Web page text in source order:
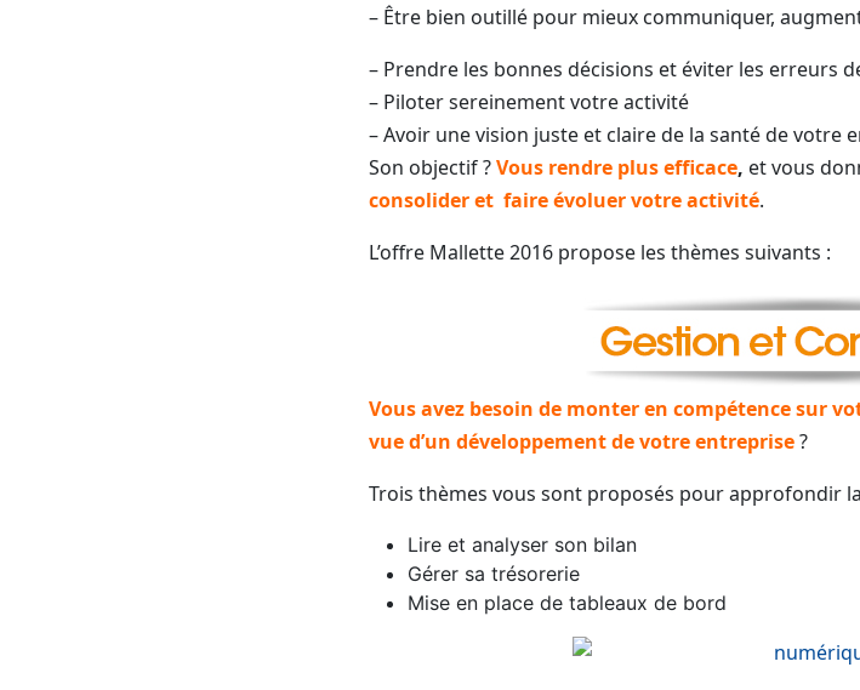
– Être bien outillé pour mieux communiquer,
– Prendre les bonnes décisions et éviter les erreurs
– Piloter sereinement votre activité
– Avoir une vision juste et claire de la santé de votre
Son objectif ?Vous rendre plus efficace, et vous
consolider et faireévoluervotre activité.
L’offre Mallette 2016 propose les thèmes suivants :
Vous avez besoin de monter en compétence sur
vue d’un développementde votre entreprise?
Trois thèmes vous sont proposés pour approfondir
Lire et analyser son bilan
Gérer sa trésorerie
Mise en place de tableaux de bord